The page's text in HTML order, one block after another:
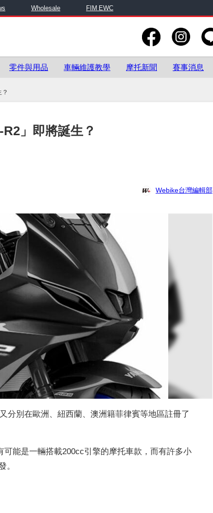
Wholesale FIM EWC
零件與用品 車輛維護教學 摩托新聞 賽事消息
」即將誕生？
Webike台灣編輯部
分別在歐洲、紐西蘭、澳洲籍菲律賓等地區註冊了
能是一輛搭載200cc引擎的摩托車款，而有許多小
。